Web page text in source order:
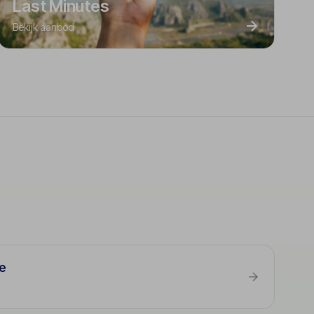
Last Minutes
Bekijk aanbod